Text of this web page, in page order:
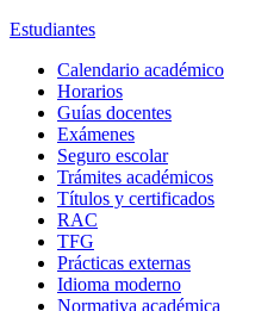
Estudiantes
Calendario académico
Horarios
Guías docentes
Exámenes
Seguro escolar
Trámites académicos
Títulos y certificados
RAC
TFG
Prácticas externas
Idioma moderno
Normativa académica